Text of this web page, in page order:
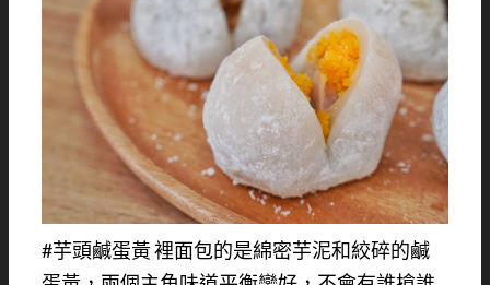
#芋頭鹹蛋黃 裡面包的是綿密芋泥和絞碎的鹹